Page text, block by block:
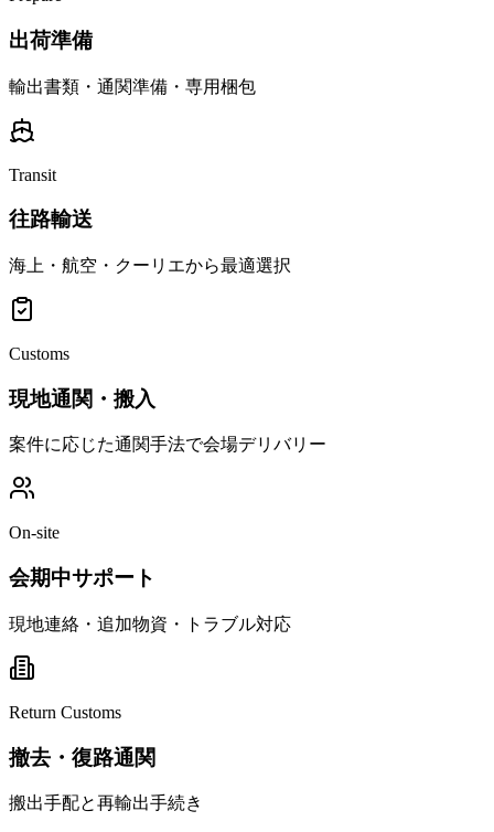
出荷準備
輸出書類・通関準備・専用梱包
Transit
往路輸送
海上・航空・クーリエから最適選択
Customs
現地通関・搬入
案件に応じた通関手法で会場デリバリー
On-site
会期中サポート
現地連絡・追加物資・トラブル対応
Return Customs
撤去・復路通関
搬出手配と再輸出手続き